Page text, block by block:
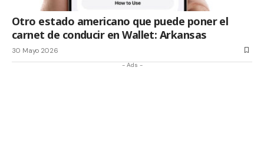
Otro estado americano que puede poner el
carnet de conducir en Wallet: Arkansas
30 Mayo 2026
- Ads -